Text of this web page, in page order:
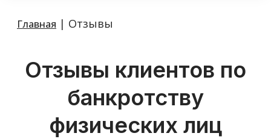
Главная | Отзывы
Отзывы клиентов по
банкротству
физических лиц